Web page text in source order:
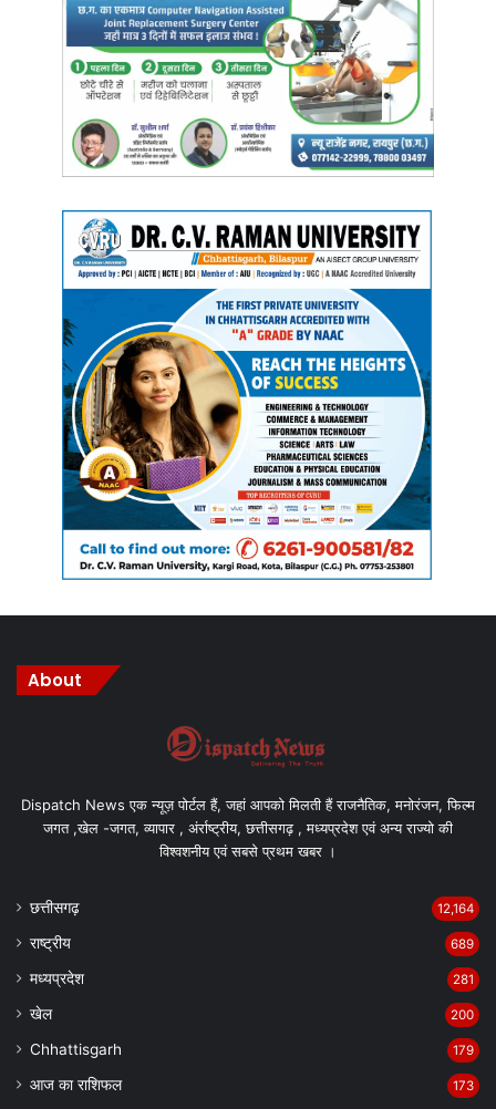
About
Dispatch News एक न्यूज़ पोर्टल हैं, जहां आपको मिलती हैं राजनैतिक, मनोरंजन, फिल्म
जगत ,खेल -जगत, व्यापार , अंर्राष्ट्रीय, छत्तीसगढ़ , मध्यप्रदेश एवं अन्य राज्यो की
विश्वशनीय एवं सबसे प्रथम खबर ।
छत्तीसगढ़ 12,164
राष्ट्रीय 689
मध्यप्रदेश 281
खेल 200
Chhattisgarh 179
आज का राशिफल 173